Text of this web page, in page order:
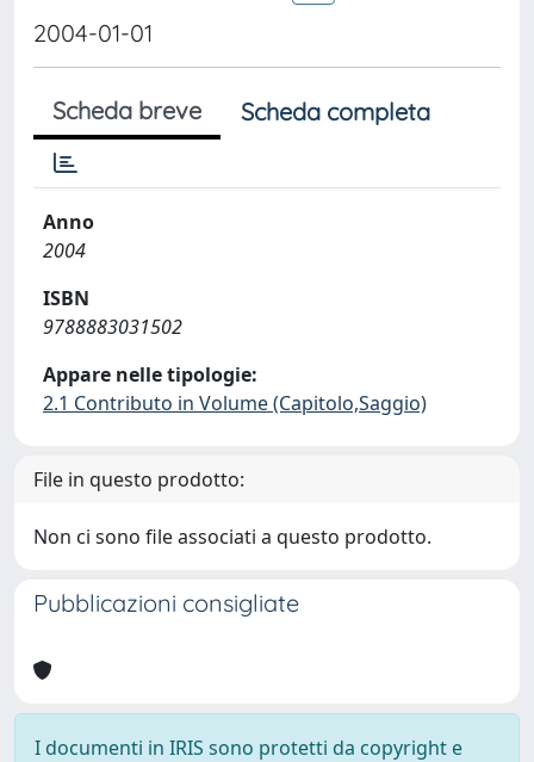
2004-01-01
Scheda breve Scheda completa
Anno
2004
ISBN
9788883031502
Appare nelle tipologie:
2.1 Contributo in Volume (Capitolo,Saggio)
File in questo prodotto:
Non ci sono file associati a questo prodotto.
Pubblicazioni consigliate
I documenti in IRIS sono protetti da copyright e